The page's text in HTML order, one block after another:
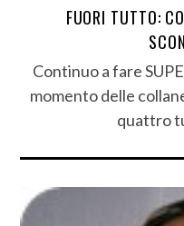
FUORI TUTTO:
Continuo a fare
momento delle
quattro